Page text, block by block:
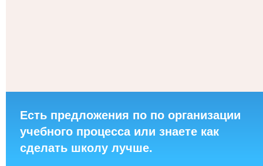
Есть предложения по по организации
учебного процесса или знаете как
сделать школу лучше.